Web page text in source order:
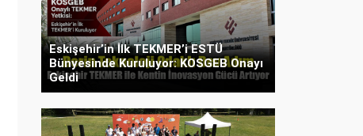
Eskişehir’in İlk TEKMER’i ESTÜ
Bünyesinde Kuruluyor: KOSGEB Onayı
Geldi